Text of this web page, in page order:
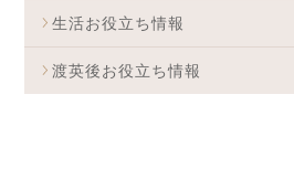
生活お役立ち情報
渡英後お役立ち情報